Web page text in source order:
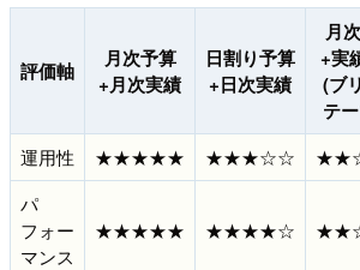
評価軸
月次予算
+月次実績
日割り予算
+日次実績
月
+実
(ブ
テ
運用性 ★★★★★ ★★★☆☆
パ
フォー
マンス
★★★★★ ★★★★☆